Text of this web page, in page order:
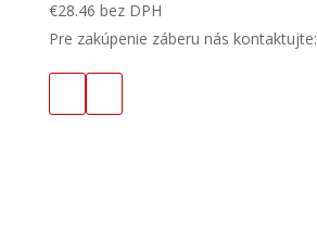
€28.46 bez DPH
Pre zakúpenie záberu nás kontaktujte: